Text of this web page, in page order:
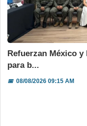
Refuerzan México
para b...
📅08/08/2026 09:15 AM